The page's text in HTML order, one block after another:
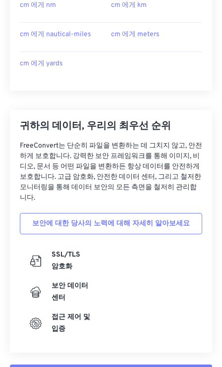
cm 에게 nm cm 에게 km
cm 에게 nautical-miles cm 에게 meters
cm 에게 yards
귀하의 데이터, 우리의 최우선 순위
FreeConvert는 단순히 파일을 변환하는 데 그치지 않고, 안전
하게 보호합니다. 강력한 보안 프레임워크를 통해 이미지, 비
디오, 문서 등 어떤 파일을 변환하든 항상 데이터를 안전하게
보호합니다. 고급 암호화, 안전한 데이터 센터, 그리고 철저한
모니터링을 통해 데이터 보안의 모든 측면을 철저히 관리합
니다.
보안에 대한 당사의 노력에 대해 자세히 알아보세요
SSL/TLS
암호화
보안 데이터
센터
접근 제어 및
입증